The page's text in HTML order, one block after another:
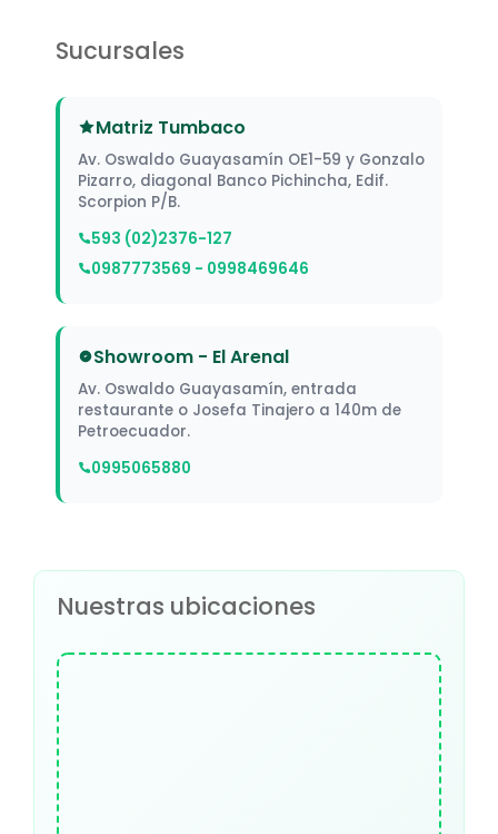
Sucursales
Matriz Tumbaco
Av. Oswaldo Guayasamín OE1-59 y Gonzalo
Pizarro, diagonal Banco Pichincha, Edif.
Scorpion P/B.
593 (02)2376-127
0987773569 - 0998469646
Showroom - El Arenal
Av. Oswaldo Guayasamín, entrada
restaurante o Josefa Tinajero a 140m de
Petroecuador.
0995065880
Nuestras ubicaciones